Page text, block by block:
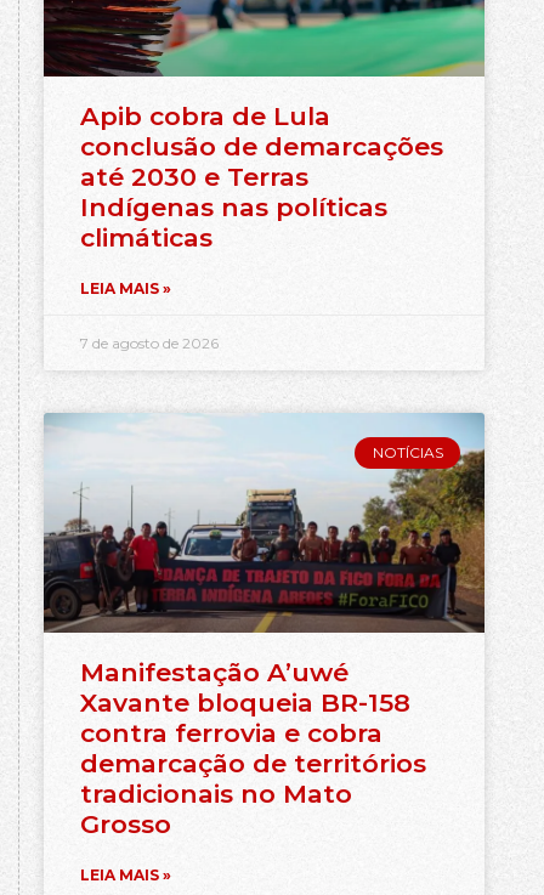
Apib cobra de Lula
conclusão de demarcações
até 2030 e Terras
Indígenas nas políticas
climáticas
LEIA MAIS »
7 de agosto de 2026
NOTÍCIAS
Manifestação A’uwé
Xavante bloqueia BR-158
contra ferrovia e cobra
demarcação de territórios
tradicionais no Mato
Grosso
LEIA MAIS »